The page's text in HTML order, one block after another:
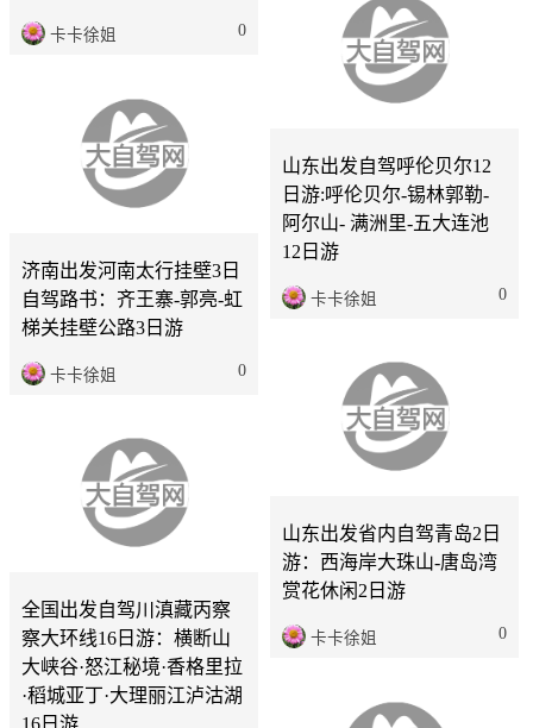
卡卡徐姐 0
山东出发自驾呼伦贝尔12
日游:呼伦贝尔-锡林郭勒-
阿尔山- 满洲里-五大连池
12日游
卡卡徐姐 0
济南出发河南太行挂壁3日
自驾路书：齐王寨-郭亮-虹
梯关挂壁公路3日游
卡卡徐姐 0
山东出发省内自驾青岛2日
游：西海岸大珠山-唐岛湾
赏花休闲2日游
卡卡徐姐 0
全国出发自驾川滇藏丙察
察大环线16日游：横断山
大峡谷·怒江秘境·香格里拉
·稻城亚丁·大理丽江泸沽湖